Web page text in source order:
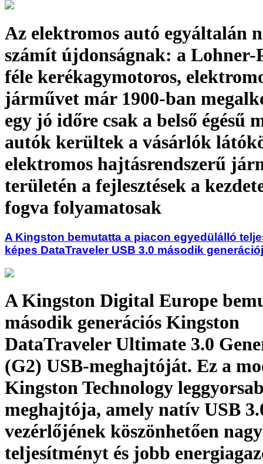
Az elektromos autó egyáltalán
számít újdonságnak: a Lohner-
féle kerékagymotoros,
járművet már 1900-ban
egy jó időre csak a belső égésű
autók kerültek a vásárlók
elektromos hajtásrendszerű
területén a fejlesztések a
fogva folyamatosak
A Kingston bemutatta a piacon egyedülálló
képes DataTraveler USB 3.0 második
A Kingston Digital Europe
második generációs Kingston
DataTraveler Ultimate 3.0
(G2) USB-meghajtóját. Ez a
Kingston Technology
meghajtója, amely natív USB
vezérlőjének köszönhetően
teljesítményt és jobb